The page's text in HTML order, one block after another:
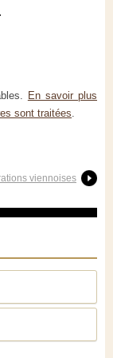
En savoir plus
sont traitées
viennoises